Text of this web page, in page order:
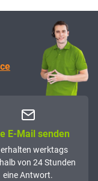
E-Mail senden
erhalten werktags
von 24 Stunden
eine Antwort.